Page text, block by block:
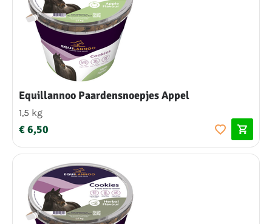
Equillannoo Paardensnoepjes Appel
1,5 kg
€ 6,50